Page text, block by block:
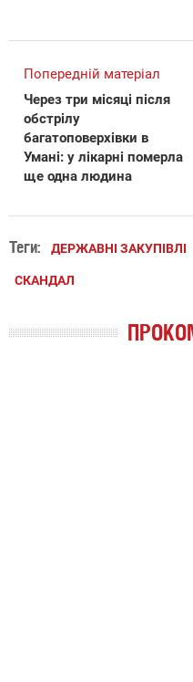
Попередній матеріал
Через три місяці після
обстрілу
багатоповерхівки в
Умані: у лікарні померла
ще одна людина
Теги: ДЕРЖАВНІ ЗАКУПІВЛІ
СКАНДАЛ